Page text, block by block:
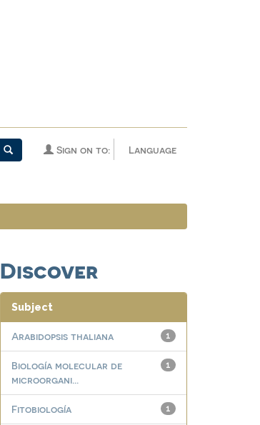
Language
Sign on to:
Discover
Subject
1
Arabidopsis thaliana
1
Biología molecular de
microorgani...
1
Fitobiología